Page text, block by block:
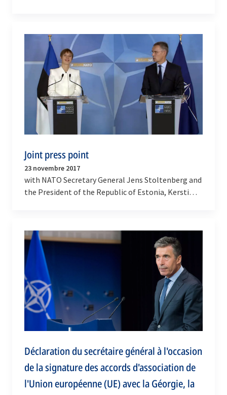
Joint press point
23 novembre 2017
with NATO Secretary General Jens Stoltenberg and
the President of the Republic of Estonia, Kersti
Déclaration du secrétaire général à l'occasion
de la signature des accords d'association de
l'Union européenne (UE) avec la Géorgie, la